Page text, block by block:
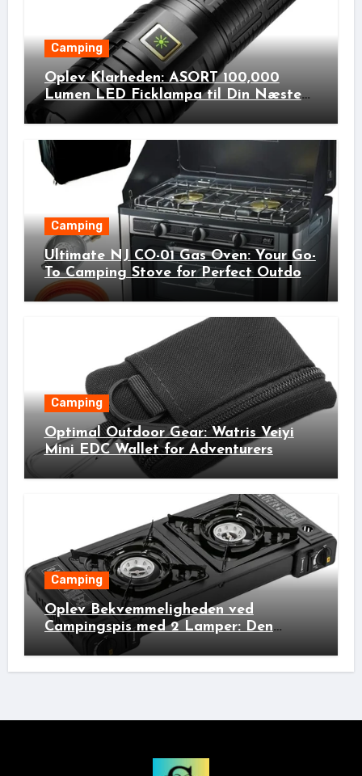
Camping
Oplev Klarheden: ASORT 100,000
Lumen LED Ficklampa til Din Næste
Udendørs Eventyr!
Camping
Ultimate NJ CO-01 Gas Oven: Your Go-
To Camping Stove for Perfect Outdoor
Cooking!
Camping
Optimal Outdoor Gear: Watris Veiyi
Mini EDC Wallet for Adventurers
Camping
Oplev Bekvemmeligheden ved
Campingspis med 2 Lamper: Den
Ideelle Bivakpartner!